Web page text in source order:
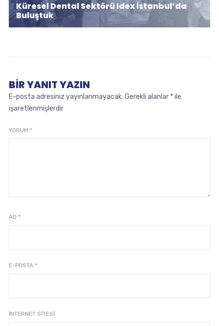
Küresel Dental Sektörü Idex İstanbul’da
Buluştuk
BIR YANIT YAZIN
E-posta adresiniz yayınlanmayacak. Gerekli alanlar *ile
işaretlenmişlerdir
YORUM *
AD *
E-POSTA *
İNTERNET SITESI